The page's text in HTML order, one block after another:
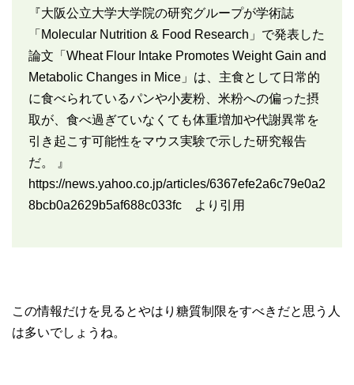
『大阪公立大学大学院の研究グループが学術誌
「Molecular Nutrition & Food Research」で発表した
論文「Wheat Flour Intake Promotes Weight Gain and
Metabolic Changes in Mice」は、主食として日常的
に食べられているパンや小麦粉、米粉への偏った摂
取が、食べ過ぎていなくても体重増加や代謝異常を
引き起こす可能性をマウス実験で示した研究報告
だ。 』
https://news.yahoo.co.jp/articles/6367efe2a6c79e0a2
8bcb0a2629b5af688c033fc より引用
この情報だけを見るとやはり糖質制限をすべきだと思う人
は多いでしょうね。